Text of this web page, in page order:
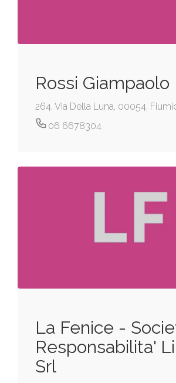
Rossi Giampaolo
264, Via Della Luna, 00054,
06 6678304
La Fenice -
Responsabilita'
Srl